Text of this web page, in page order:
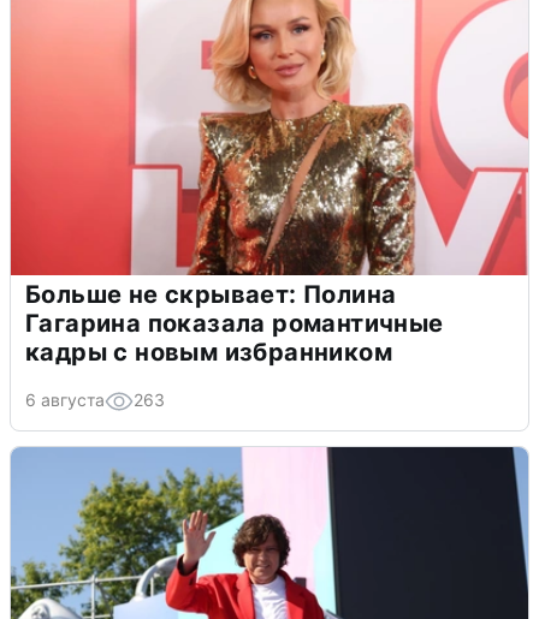
Больше не скрывает: Полина
Гагарина показала романтичные
кадры с новым избранником
6 августа 263